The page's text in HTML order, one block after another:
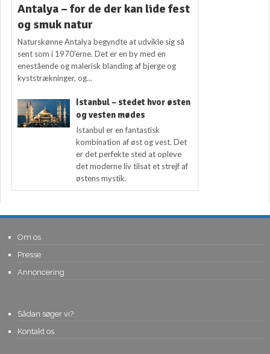
Antalya – for de der kan lide fest
og smuk natur
Naturskønne Antalya begyndte at udvikle sig så
sent som i 1970’erne. Det er en by med en
enestående og malerisk blanding af bjerge og
kyststrækninger, og...
Istanbul – stedet hvor østen
og vesten mødes
Istanbul er en fantastisk
kombination af øst og vest. Det
er det perfekte sted at opleve
det moderne liv tilsat et strejf af
østens mystik.
Om os
Presse
Annoncering
Sådan søger vi?
Kontakt os